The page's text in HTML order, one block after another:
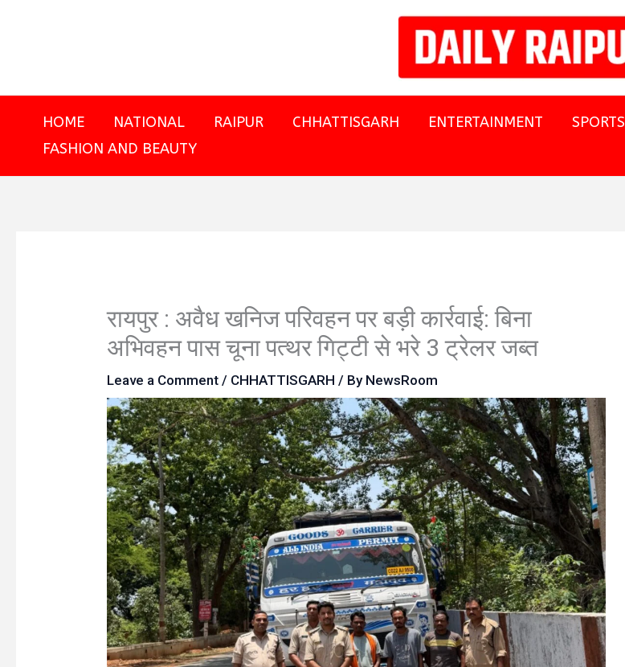
HOME NATIONAL RAIPUR CHHATTISGARH ENTERTAINMENT SPORTS
FASHION AND BEAUTY
रायपुर : अवैध खनिज परिवहन पर बड़ी कार्रवाई: बिना
अभिवहन पास चूना पत्थर गिट्टी से भरे 3 ट्रेलर जब्त
Leave a Comment / CHHATTISGARH / By NewsRoom